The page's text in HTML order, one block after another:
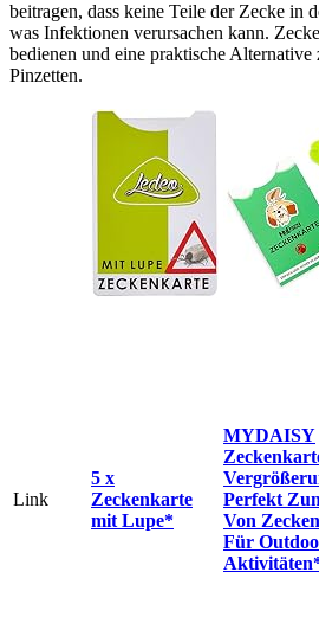
beitragen, dass keine Teile der Zecke in
was Infektionen verursachen kann.
bedienen und eine praktische Alternative
Pinzetten.
Link
5 x
Zeckenkarte
mit Lupe*
MYDAISY
Perfekt
Von
Für